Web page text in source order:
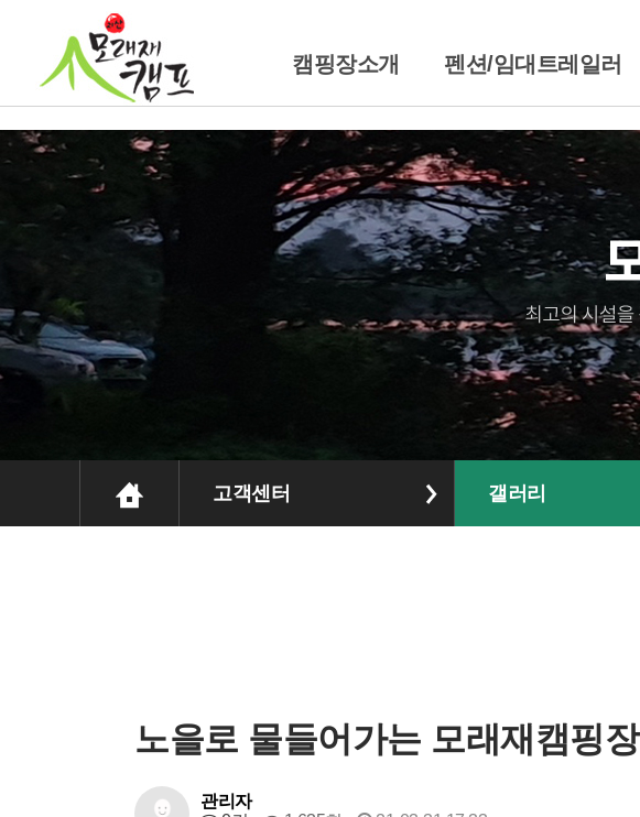
캠핑장소개 펜션/임대트레일러
위치및교통안내
트레일러임대
고객센터 갤러리
노을로 물들어가는 모래재캠핑장
관리자